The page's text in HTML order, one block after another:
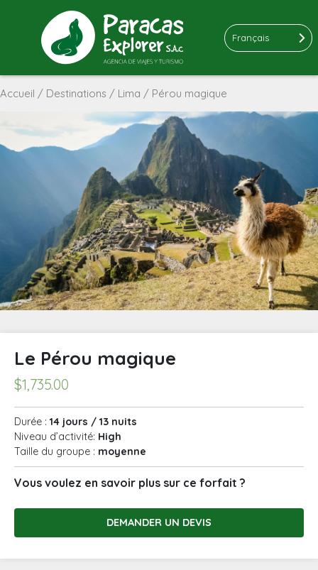
Français
Accueil / Destinations / Lima / Pérou magique
Le Pérou magique
$1,735.00
Durée :14 jours / 13 nuits
Niveau d’activité: High
Taille du groupe : moyenne
Vous voulez en savoir plus sur ce forfait ?
DEMANDER UN DEVIS